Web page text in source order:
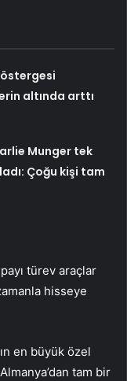
altında arttı
Munger tek
Çoğu kişi tam
türev araçlar
hisseye
en büyük özel
tam bir